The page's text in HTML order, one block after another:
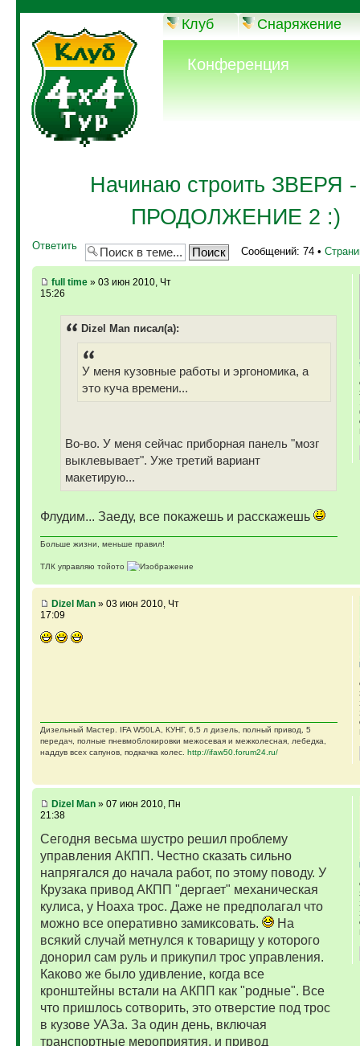
Клуб Снаряжение
Конференция
Начинаю строить ЗВЕРЯ
ПРОДОЛЖЕНИЕ 2 :)
Ответить Сообщений: 74 •
full time» 03 июн 2010, Чт
15:26
Dizel Man писал(а):
У меня кузовные работы и эргономика, а
это куча времени...
Во-во. У меня сейчас приборная панель "мозг
выклевывает". Уже третий вариант
макетирую...
Флудим... Заеду, все покажешь и расскажешь
Больше жизни, меньше правил!
ТЛК управляю тойото
ГАЗ-69 рок-н-ролл - еще одна задумка
Если что, на связи (909)640-3030
Dizel Man» 03 июн 2010, Чт
17:09
Дизельный Мастер. IFA W50LA, КУНГ, 6,5 л дизель, полный привод, 5
передач, полные пневмоблокировки межосевая и межколесная, лебедка,
наддув всех сапунов, подкачка колес. http://ifaw50.forum24.ru/
Dizel Man» 07 июн 2010, Пн
21:38
Сегодня весьма шустро решил проблему
управления АКПП. Честно сказать сильно
напрягался до начала работ, по этому поводу. У
Крузака привод АКПП "дергает" механическая
кулиса, у Ноаха трос. Даже не предполагал что
можно все оперативно замиксовать.
На
всякий случай метнулся к товарищу у которого
донорил сам руль и прикупил трос управления.
Каково же было удивление, когда все
кронштейны встали на АКПП как "родные". Все
что пришлось сотворить, это отверстие под трос
в кузове УАЗа. За один день, включая
транспортные мероприятия, и привод